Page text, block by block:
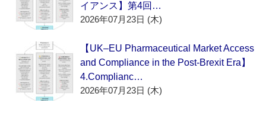
イアンス】第4回…
2026年07月23日 (木)
【UK–EU Pharmaceutical Market Access
and Compliance in the Post-Brexit Era】
4.Complianc…
2026年07月23日 (木)